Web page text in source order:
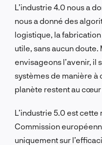
L’industrie 4.0 nous a
nous a donné des
logistique, la fabrication
utile, sans aucun doute.
envisageons l’avenir, il
systèmes de manière à
planète restent au cœur
L’industrie 5.0 est cette
Commission
uniquement sur